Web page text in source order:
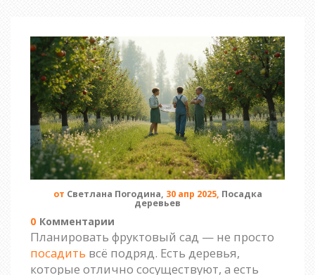
от Светлана Погодина, 30 апр 2025, Посадка
деревьев
0 Комментарии
Планировать фруктовый сад — не просто
посадить всё подряд. Есть деревья,
которые отлично сосуществуют, а есть